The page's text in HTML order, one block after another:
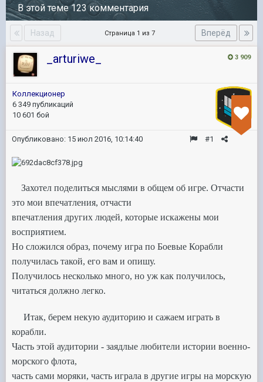
В этой теме 123 комментария
Назад Вперёд
Страница 1 из 7
3 909
_arturiwe_
Коллекционер
6 349 публикаций
10 601 бой
#1
Опубликовано: 15 июл 2016, 10:14:40
Захотел поделиться мыслями в общем об игре. Отчасти
это мои впечатления, отчасти
впечатления других людей, которые искажены мои
восприятием.
Но сложился образ, почему игра по Боевые Корабли
получилась такой, его вам и опишу.
Получилось несколько много, но уж как получилось,
читаться должно легко.
Итак, берем некую аудиторию и сажаем играть в
корабли.
Часть этой аудитории - заядлые любители истории военно-
морского флота,
часть сами моряки, часть играла в другие игры на морскую